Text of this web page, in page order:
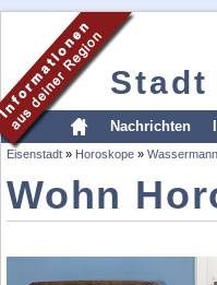
Nachrichten
Eisenstadt » Horoskope » Wassermann
Wohn